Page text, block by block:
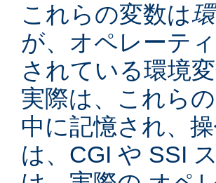
これらの変数は
が、オペレーテ
されている環境
実際は、これら
中に記憶され、
は、CGI や SSI